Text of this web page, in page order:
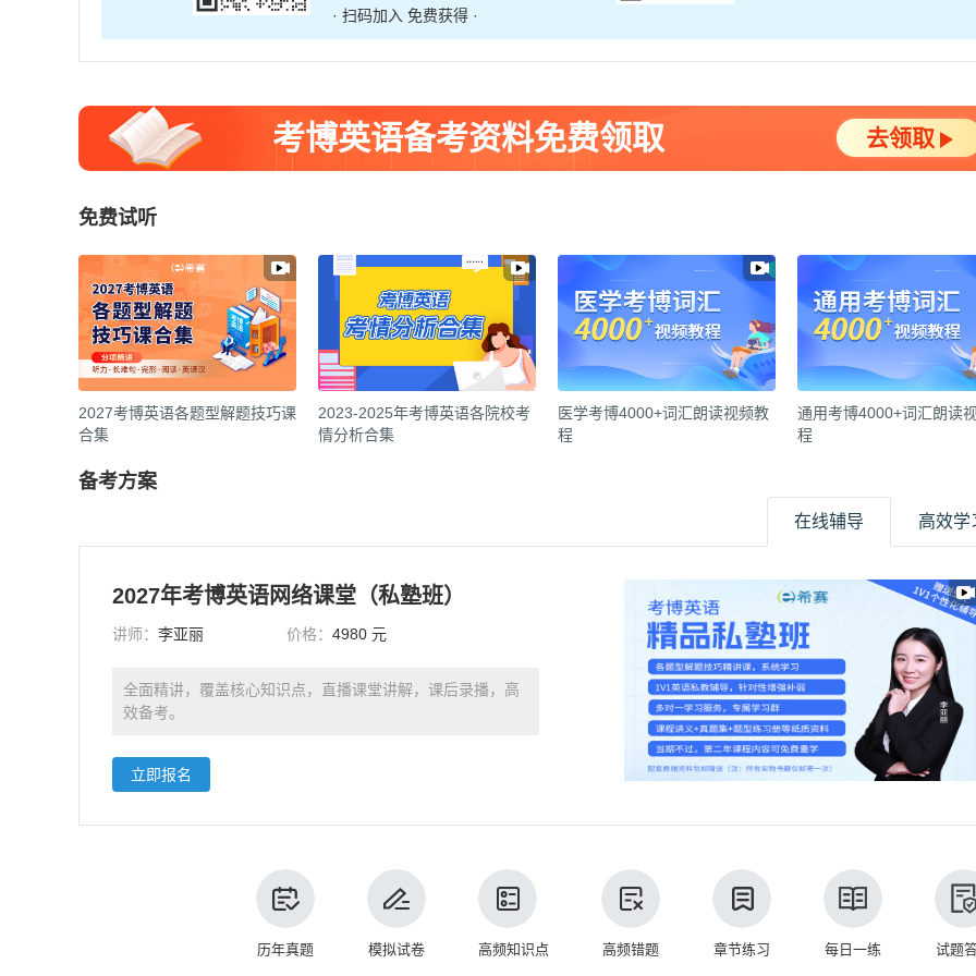
· 扫码加入 免费获得 ·
考博英语备考资料免费领取 去领取
免费试听
2027考博英语各题型解题技巧课
合集
2023-2025年考博英语各院校考
情分析合集
医学考博4000+词汇朗读视频教
程
通用考博4000+词汇朗读
程
备考方案
在线辅导 高效学
2027年考博英语网络课堂（私塾班）
讲师： 李亚丽 价格： 4980 元
全面精讲，覆盖核心知识点，直播课堂讲解，课后录播，高
效备考。
立即报名
历年真题 模拟试卷 高频知识点 高频错题 章节练习 每日一练 试题